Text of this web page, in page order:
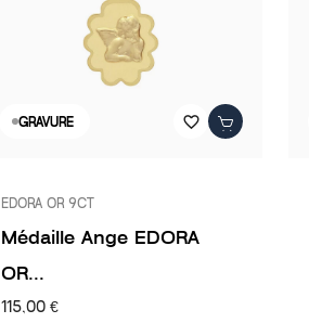
GRAVURE favorite_border
EDORA OR 9CT
Médaille Ange EDORA
OR...
115,00 €